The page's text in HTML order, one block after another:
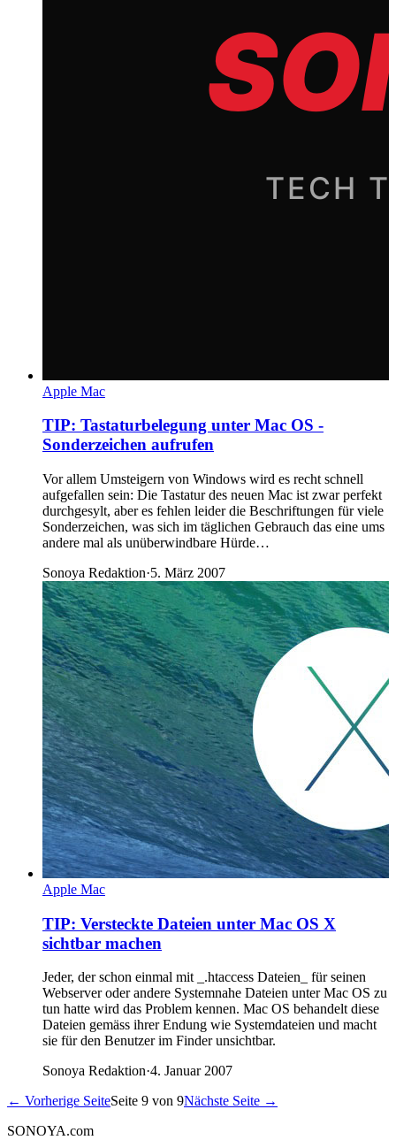
Apple Mac
TIP: Tastaturbelegung unter Mac OS -
Sonderzeichen aufrufen
Vor allem Umsteigern von Windows wird es recht schnell
aufgefallen sein: Die Tastatur des neuen Mac ist zwar perfekt
durchgesylt, aber es fehlen leider die Beschriftungen für viele
Sonderzeichen, was sich im täglichen Gebrauch das eine ums
andere mal als unüberwindbare Hürde…
Sonoya Redaktion·5. März 2007
Apple Mac
TIP: Versteckte Dateien unter Mac OS X
sichtbar machen
Jeder, der schon einmal mit _.htaccess Dateien_ für seinen
Webserver oder andere Systemnahe Dateien unter Mac OS zu
tun hatte wird das Problem kennen. Mac OS behandelt diese
Dateien gemäss ihrer Endung wie Systemdateien und macht
sie für den Benutzer im Finder unsichtbar.
Sonoya Redaktion·4. Januar 2007
← Vorherige SeiteSeite 9 von 9Nächste Seite →
SONOYA.com